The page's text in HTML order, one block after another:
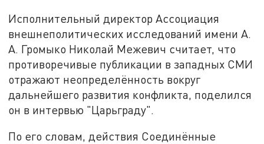
Исполнительный директор Ассоциация
внешнеполитических исследований имени А.
А. Громыко Николай Межевич считает, что
противоречивые публикации в западных СМИ
отражают неопределённость вокруг
дальнейшего развития конфликта, поделился
он в интервью "Царьграду".
По его словам, действия Соединённые